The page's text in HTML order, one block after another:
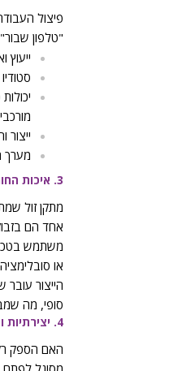
פיצול
"טלפון
ייעוץ
מערך
3. איכות החומרים וההדפסה
מתקן זול
אחד הם
או
הייצור
סופי, מה
4. יצירתיות ופיתוח בהתאמה אישית
האם הספק